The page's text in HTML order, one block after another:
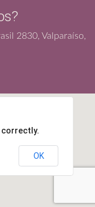
2830, Valparaíso,
correctly.
OK